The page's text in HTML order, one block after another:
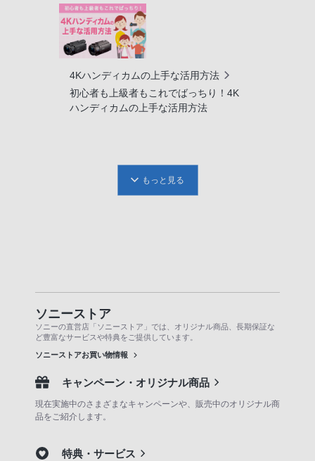
4Kハンディカムの上手な活用方法
初心者も上級者もこれでばっちり！4K
ハンディカムの上手な活用方法
もっと見る
ソニーストア
ソニーの直営店「ソニーストア」では、オリジナル商品、長期保証な
ど豊富なサービスや特典をご提供しています。
ソニーストアお買い物情報
キャンペーン・オリジナル商品
現在実施中のさまざまなキャンペーンや、販売中のオリジナル商
品をご紹介します。
特典・サービス